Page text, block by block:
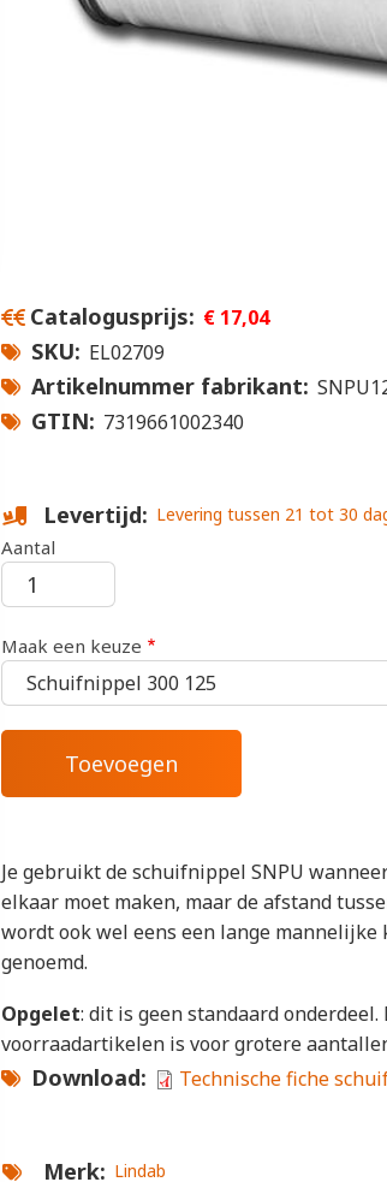
Catalogusprijs € 17,04
SKU EL02709
Artikelnummer fabrikant
GTIN 7319661002340
Levertijd Levering tussen 21 tot 30
Aantal
Maak een keuze
Je gebruikt de schuifnippel SNPU
elkaar moet maken, maar de afstand
wordt ook wel eens een lange
genoemd.
Opgelet: dit is geen standaard
voorraadartikelen is voor grotere
Download Technische fiche
Merk Lindab